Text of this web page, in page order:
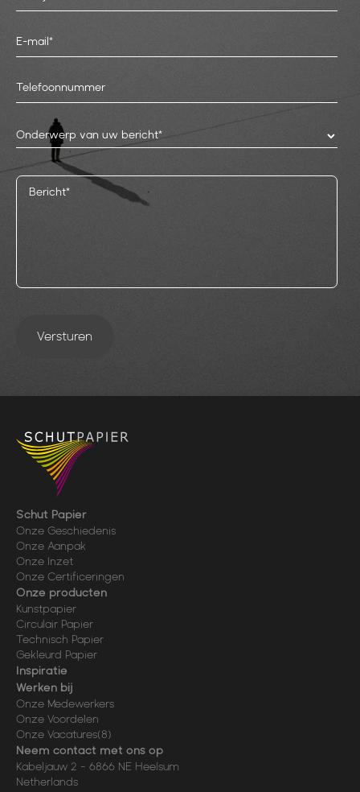
Onderwerp van uw bericht*
Versturen
Schut Papier
Onze Geschiedenis
Onze Aanpak
Onze Inzet
Onze Certificeringen
Onze producten
Kunstpapier
Circulair Papier
Technisch Papier
Gekleurd Papier
Inspiratie
Werken bij
Onze Medewerkers
Onze Voordelen
Onze Vacatures(8)
Neem contact met ons op
Kabeljauw 2 - 6866 NE Heelsum
Netherlands